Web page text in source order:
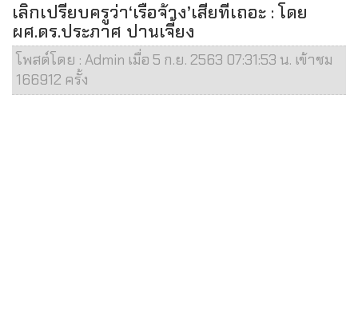
เลิกเปรียบครูว่า‘เรือจ้าง’เสียทีเถอะ : โดย
ผศ.ดร.ประภาศ ปานเจี้ยง
โพสต์โดย : Admin เมื่อ 5 ก.ย. 2563 07:31:53 น. เข้าชม
166912 ครั้ง